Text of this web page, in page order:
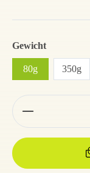
Gewicht
80g 350g